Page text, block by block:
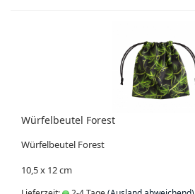
Würfelbeutel Forest
Würfelbeutel Forest
10,5 x 12 cm